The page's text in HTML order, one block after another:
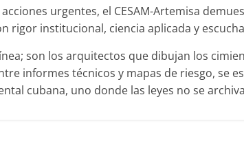
urgentes, el CESAM-Artemisa
rigor institucional, ciencia aplicada y
son los arquitectos que dibujan los
informes técnicos y mapas de riesgo, se
cubana, uno donde las leyes no se